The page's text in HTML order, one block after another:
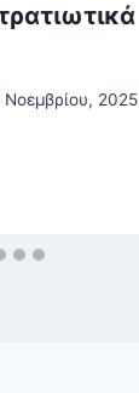
Νοεμβρίου, 2025